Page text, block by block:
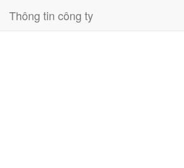
Thông tin công ty